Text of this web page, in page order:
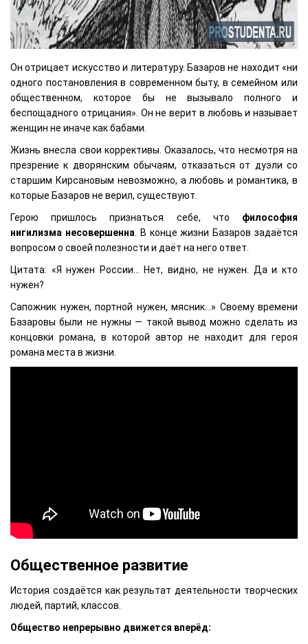
Он отрицает искусство и литературу. Базаров не находит «ни
одного постановления в современном быту, в семейном или
общественном, которое бы не вызывало полного и
беспощадного отрицания». Он не верит в любовь и называет
женщин не иначе как бабами.
Жизнь внесла свои коррективы. Оказалось, что несмотря на
презрение к дворянским обычаям, отказаться от дуэли со
старшим Кирсановым невозможно, а любовь и романтика, в
которые Базаров не верил, существуют.
Герою пришлось признаться себе, что философия
нигилизма несовершенна . В конце жизни Базаров задаётся
вопросом о своей полезности и даёт на него ответ.
Цитата: «Я нужен России… Нет, видно, не нужен. Да и кто
нужен?
Сапожник нужен, портной нужен, мясник…» Своему времени
Базаровы были не нужны — такой вывод можно сделать из
концовки романа, в которой автор не находит для героя
романа места в жизни.
Общественное развитие
История создаётся как результат деятельности творческих
людей, партий, классов.
Общество непрерывно движется вперёд: